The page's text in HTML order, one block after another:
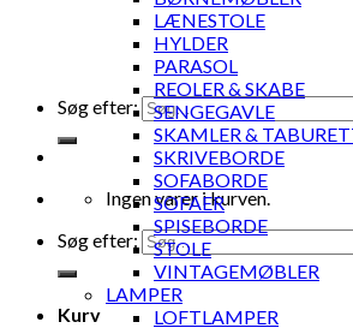
Søg efter:
Ingen varer i kurven.
Søg efter:
Kurv
LÆNESTOLE
HYLDER
PARASOL
REOLER & SKABE
SENGEGAVLE
SKAMLER &
SKRIVEBORDE
SOFABORDE
SOFAER
SPISEBORDE
STOLE
VINTAGEMØBLER
LAMPER
LOFTLAMPER